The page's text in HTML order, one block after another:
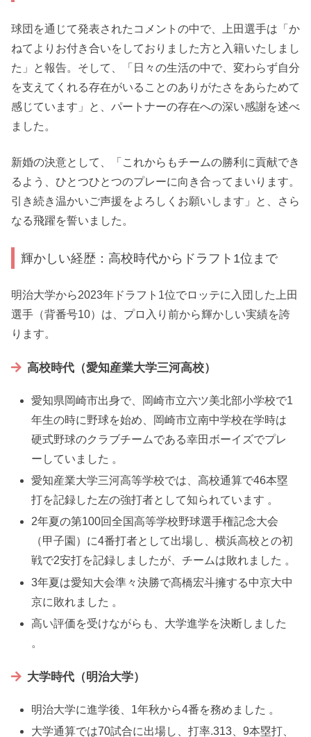
球団を通じて発表されたコメントの中で、上田選手は「か
ねてよりお付き合いをしておりました方と入籍いたしまし
た」と報告。そして、「日々の生活の中で、変わらず自分
を支えてくれる存在がいることのありがたさをあらためて
感じています」と、パートナーの存在への深い感謝を述べ
ました。
新婚の決意として、「これからもチームの勝利に貢献でき
るよう、ひとつひとつのプレーに向き合ってまいります。
引き続き温かいご声援をよろしくお願いします」と、さら
なる飛躍を誓いました。
輝かしい経歴：高校時代からドラフト1位まで
明治大学から2023年ドラフト1位でロッテに入団した上田
選手（背番号10）は、プロ入り前から輝かしい実績を誇
ります。
高校時代（愛知産業大学三河高校）
愛知県岡崎市出身で、岡崎市立六ツ美北部小学校で1
年生の時に野球を始め、岡崎市立南中学校在学時は
硬式野球のクラブチームである幸田ボーイズでプレ
ーしていました 。
愛知産業大学三河高等学校では、高校通算で46本塁
打を記録した左の強打者として知られています 。
2年夏の第100回全国高等学校野球選手権記念大会
（甲子園）に4番打者として出場し、横浜高校との初
戦で2安打を記録しましたが、チームは敗れました 。
3年夏は愛知大会準々決勝で髙橋宏斗擁する中京大中
京に敗れました 。
高い評価を受けながらも、大学進学を決断しました
。
大学時代（明治大学）
明治大学に進学後、1年秋から4番を務めました 。
大学通算では70試合に出場し、打率.313、9本塁打、